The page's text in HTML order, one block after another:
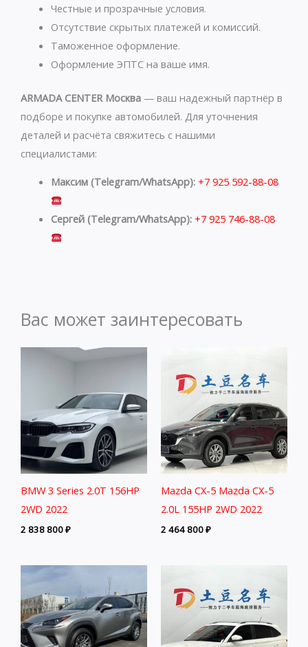
p
p
a
m
Честные и прозрачные условия.
Отсутствие скрытых платежей и комиссий.
Таможенное оформление.
Оформление ЭПТС на ваше имя.
ARMADA CENTER Москва — ваш надежный партнёр в
подборе и покупке автомобилей. Для уточнения
деталей и расчёта свяжитесь с нашими
специалистами:
Максим (Telegram/WhatsApp): +7 925 592-88-08
Сергей (Telegram/WhatsApp): +7 925 746-88-08
Вас может заинтересовать
BMW 3 Series 2.0T 156HP
2WD 2022
2 838 800₽
Mazda CX-5 Mazda CX-5
2.0L 155HP 2WD 2022
2 464 800₽